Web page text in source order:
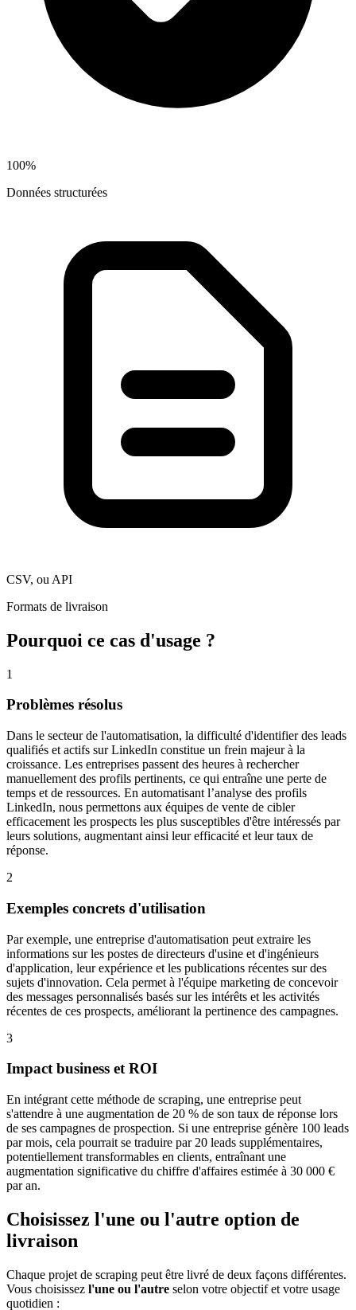
100%
Données structurées
CSV, ou API
Formats de livraison
Pourquoi ce cas d'usage ?
1
Problèmes résolus
Dans le secteur de l'automatisation, la difficulté d'identifier des leads
qualifiés et actifs sur LinkedIn constitue un frein majeur à la
croissance. Les entreprises passent des heures à rechercher
manuellement des profils pertinents, ce qui entraîne une perte de
temps et de ressources. En automatisant l’analyse des profils
LinkedIn, nous permettons aux équipes de vente de cibler
efficacement les prospects les plus susceptibles d'être intéressés par
leurs solutions, augmentant ainsi leur efficacité et leur taux de
réponse.
2
Exemples concrets d'utilisation
Par exemple, une entreprise d'automatisation peut extraire les
informations sur les postes de directeurs d'usine et d'ingénieurs
d'application, leur expérience et les publications récentes sur des
sujets d'innovation. Cela permet à l'équipe marketing de concevoir
des messages personnalisés basés sur les intérêts et les activités
récentes de ces prospects, améliorant la pertinence des campagnes.
3
Impact business et ROI
En intégrant cette méthode de scraping, une entreprise peut
s'attendre à une augmentation de 20 % de son taux de réponse lors
de ses campagnes de prospection. Si une entreprise génère 100 leads
par mois, cela pourrait se traduire par 20 leads supplémentaires,
potentiellement transformables en clients, entraînant une
augmentation significative du chiffre d'affaires estimée à 30 000 €
par an.
Choisissez l'une ou l'autre option de
livraison
Chaque projet de scraping peut être livré de deux façons différentes.
Vous choisissez l'une ou l'autre selon votre objectif et votre usage
quotidien :